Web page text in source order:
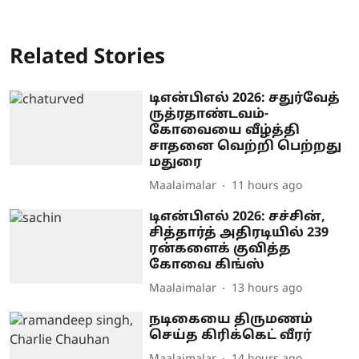
Related Stories
டிஎன்பிஎல் 2026: சதுர்வேத்
ருத்ரதாண்டவம்-
கோவையை வீழ்த்தி
சாதனை வெற்றி பெற்றது
மதுரை
Maalaimalar 11 hours ago
டிஎன்பிஎல் 2026: சச்சின்,
சித்தார்த் அதிரடியில் 239
ரன்களைக் குவித்த
கோவை கிங்ஸ்
Maalaimalar 13 hours ago
நடிகையை திருமணம்
செய்த கிரிக்கெட் வீரர்